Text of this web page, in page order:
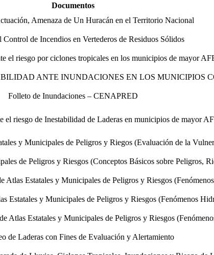
Documentos
Amenaza de Un Huracán en el Territorio Nacional
Control de Incendios en Vertederos de Residuos Sólidos
el riesgo por ciclones tropicales en los municipios de mayor
ANTE INUNDACIONES EN LOS MUNICIPIOS
Folleto de Inundaciones – CENAPRED
el riesgo de Inestabilidad de Laderas en municipios de mayor
y Municipales de Peligros y Riegos (Evaluación de la
de Peligros y Riesgos (Conceptos Básicos sobre Peligros,
Atlas Estatales y Municipales de Peligros y Riesgos
Estatales y Municipales de Peligros y Riesgos (Fenómenos
Atlas Estatales y Municipales de Peligros y Riesgos
de Laderas con Fines de Evaluación y Alertamiento